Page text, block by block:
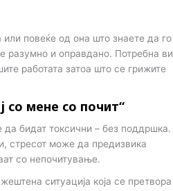
или повеќе од она што знаете да го
разумно и оправдано. Потребна ви
работата затоа што се грижите
со мене со почит“
бидат токсични – без поддршка.
стресот може да предизвика
со непочитување.
ситуација која се претвора